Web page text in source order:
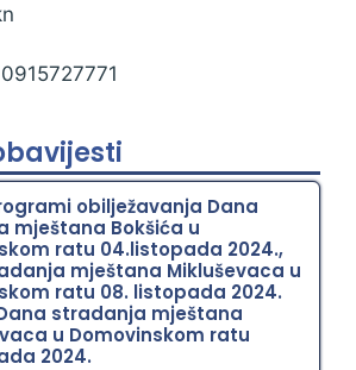
obilježavanja Dana
mještana Bokšića u
ratu 04.listopada 2024.,
mještana Mikluševaca u
ratu 08. listopada 2024.
stradanja mještana
u Domovinskom ratu
2024.